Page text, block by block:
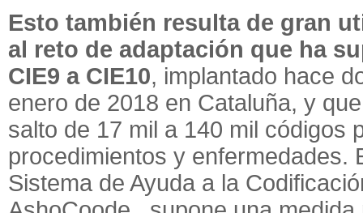
Esto también resulta de gran
al reto de adaptación que ha
CIE9 a CIE10, implantado hace
enero de 2018 en Cataluña, y
salto de 17 mil a 140 mil códigos
procedimientos y enfermedades.
Sistema de Ayuda a la